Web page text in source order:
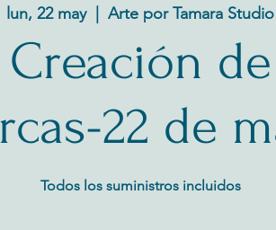
lun, 22 may
  |
Arte por Tamara Studio
Creación de
22 de
Todos los suministros incluidos